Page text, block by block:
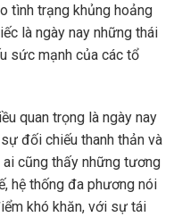
tình trạng khủng hoảng
là ngày nay những thái
sức mạnh của các tổ
quan trọng là ngày nay
đối chiếu thanh thản và
cũng thấy những tương
hệ thống đa phương nói
khó khăn, với sự tái